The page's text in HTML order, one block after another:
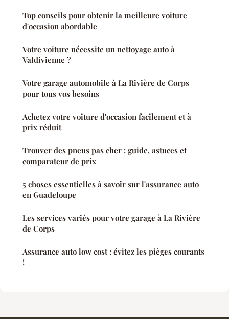
Top conseils pour obtenir la meilleure voiture
d'occasion abordable
Votre voiture nécessite un nettoyage auto à
Valdivienne ?
Votre garage automobile à La Rivière de Corps
pour tous vos besoins
Achetez votre voiture d'occasion facilement et à
prix réduit
Trouver des pneus pas cher : guide, astuces et
comparateur de prix
5 choses essentielles à savoir sur l'assurance auto
en Guadeloupe
Les services variés pour votre garage à La Rivière
de Corps
Assurance auto low cost : évitez les pièges courants
!